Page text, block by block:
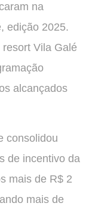
na
edição 2025.
Vila Galé
alcançados
consolidou
de incentivo da
mais de R$ 2
mais de